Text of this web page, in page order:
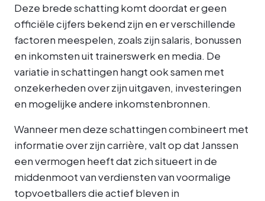
Deze brede schatting komt doordat er geen
officiële cijfers bekend zijn en er verschillende
factoren meespelen, zoals zijn salaris, bonussen
en inkomsten uit trainerswerk en media. De
variatie in schattingen hangt ook samen met
onzekerheden over zijn uitgaven, investeringen
en mogelijke andere inkomstenbronnen.
Wanneer men deze schattingen combineert met
informatie over zijn carrière, valt op dat Janssen
een vermogen heeft dat zich situeert in de
middenmoot van verdiensten van voormalige
topvoetballers die actief bleven in